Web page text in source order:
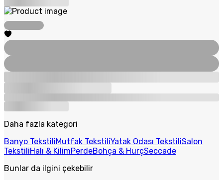
Daha fazla kategori
Banyo TekstiliMutfak TekstiliYatak Odası TekstiliSalon
TekstiliHalı & KilimPerdeBohça & HurçSeccade
Bunlar da ilgini çekebilir